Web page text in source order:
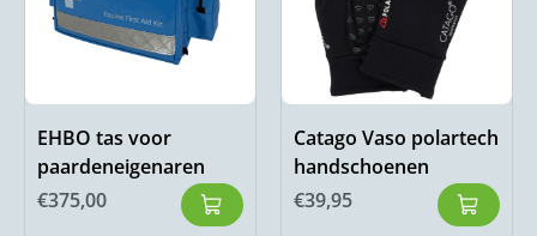
EHBO tas voor
paardeneigenaren
€375,00
Catago Vaso polartech
handschoenen
€39,95